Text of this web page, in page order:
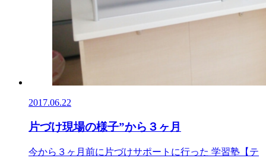
2017.06.22
片づけ現場の様子”から３ヶ月
今から３ヶ月前に片づけサポートに行った 学習塾【テ